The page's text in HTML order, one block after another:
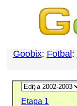
Goobix: Fotbal :
Etapa 1